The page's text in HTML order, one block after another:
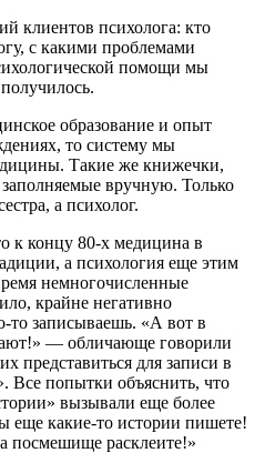
клиентов психолога: кто
с какими проблемами
помощи мы
образование и опыт
то систему мы
Такие же книжечки,
вручную. Только
а психолог.
к концу 80-х медицина в
а психология еще этим
немногочисленные
крайне негативно
то записываешь. «А вот в
— обличающе говорили
представиться для записи в
Все попытки объяснить, что
вызывали еще более
еще какие-то истории пишете!
посмешище расклеите!»